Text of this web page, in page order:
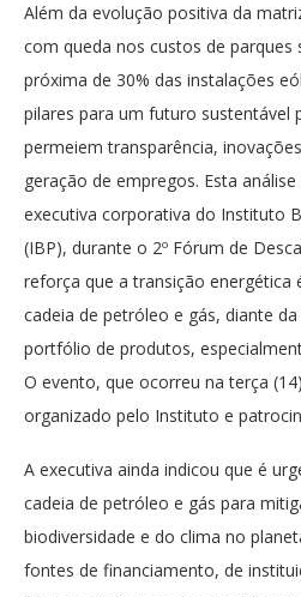
Além da evolução positiva da
com queda nos custos de parques
próxima de 30% das instalações
pilares para um futuro sustentável
permeiem transparência,
geração de empregos. Esta
executiva corporativa do Instituto
(IBP), durante o 2º Fórum de
reforça que a transição energética
cadeia de petróleo e gás, diante
portfólio de produtos,
O evento, que ocorreu na terça
organizado pelo Instituto e
A executiva ainda indicou que é
cadeia de petróleo e gás para
biodiversidade e do clima no
fontes de financiamento, de